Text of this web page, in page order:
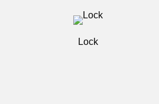
Lock